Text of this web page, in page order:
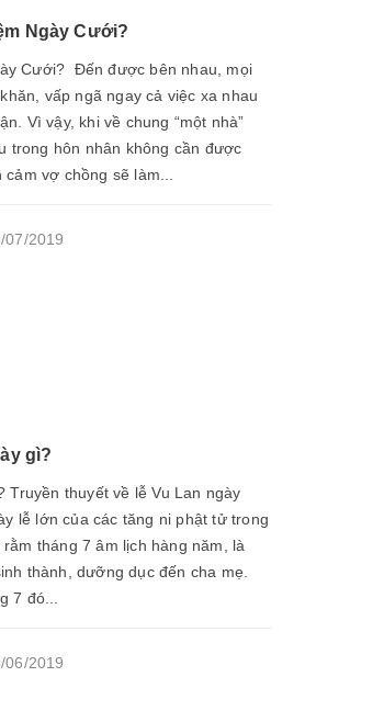
Ngày Cưới?
Cưới? Đến được bên nhau, mọi
vấp ngã ngay cả việc xa nhau
Vì vậy, khi về chung “một nhà”
trong hôn nhân không cần được
vợ chồng sẽ làm...
07/2019
gì?
Truyền thuyết về lễ Vu Lan ngày
lễ lớn của các tăng ni phật tử trong
tháng 7 âm lịch hàng năm, là
thành, dưỡng dục đến cha mẹ.
7 đó...
06/2019